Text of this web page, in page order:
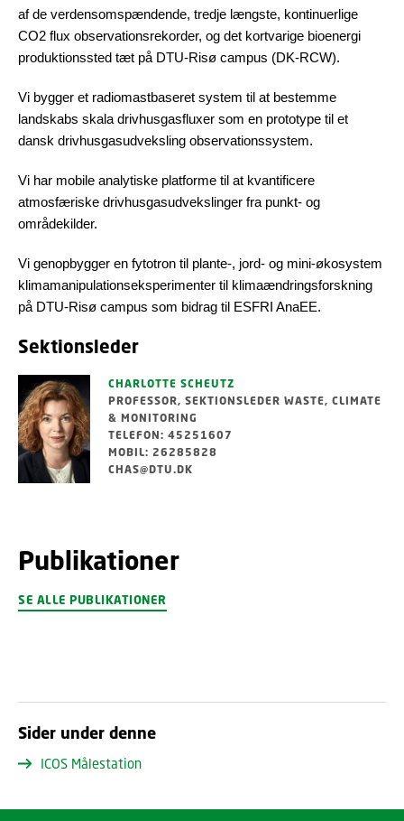
af de verdensomspændende, tredje længste, kontinuerlige
CO2 flux observationsrekorder, og det kortvarige bioenergi
produktionssted tæt på DTU-Risø campus (DK-RCW).
Vi bygger et radiomastbaseret system til at bestemme
landskabs skala drivhusgasfluxer som en prototype til et
dansk drivhusgasudveksling observationssystem.
Vi har mobile analytiske platforme til at kvantificere
atmosfæriske drivhusgasudvekslinger fra punkt- og
områdekilder.
Vi genopbygger en fytotron til plante-, jord- og mini-økosystem
klimamanipulationseksperimenter til klimaændringsforskning
på DTU-Risø campus som bidrag til ESFRI AnaEE.
Sektionsleder
CHARLOTTE SCHEUTZ
PROFESSOR, SEKTIONSLEDER WASTE, CLIMATE
& MONITORING
TELEFON: 45251607
MOBIL: 26285828
CHAS@DTU.DK
Publikationer
SE ALLE PUBLIKATIONER
Sider under denne
ICOS Målestation